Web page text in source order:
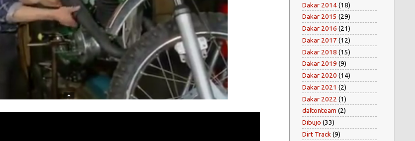
Dakar 2014(18)
Dakar 2015 (29)
Dakar 2016 (21)
Dakar 2017 (12)
Dakar 2018 (15)
Dakar 2019 (9)
Dakar 2020 (14)
Dakar 2021 (2)
Dakar 2022 (1)
daltonteam (2)
Dibujo (33)
Dirt Track (9)